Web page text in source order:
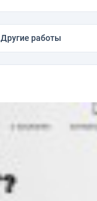
Другие работы